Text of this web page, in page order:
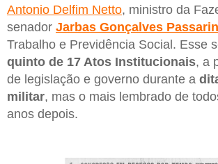
Antonio Delfim Netto, ministro da
senador Jarbas Gonçalves
Trabalho e Previdência Social. Esse
quinto de 17 Atos Institucionais, a
de legislação e governo durante a
militar, mas o mais lembrado de
anos depois.